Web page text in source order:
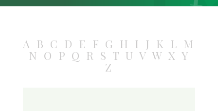
A B C D E F G H I J K L M
N O P Q R S T U V W X Y
Z